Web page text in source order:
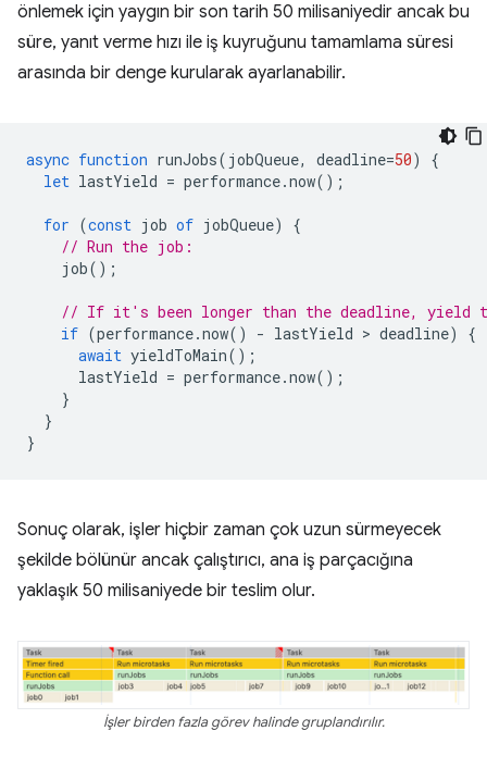
önlemek için yaygın bir son tarih 50 milisaniyedir ancak bu
süre, yanıt verme hızı ile iş kuyruğunu tamamlama süresi
arasında bir denge kurularak ayarlanabilir.
async function runJobs( jobQueue, deadline=50)
{
let lastYield = performance.now();
for (const job of jobQueue)
{
// Run the job:
job();
// If it's been longer than the deadline, yield
if (performance.now() - lastYield > deadline)
{
await yieldToMain();
lastYield = performance.now();
}
}
}
Sonuç olarak, işler hiçbir zaman çok uzun sürmeyecek
şekilde bölünür ancak çalıştırıcı, ana iş parçacığına
yaklaşık 50 milisaniyede bir teslim olur.
İşler birden fazla görev halinde gruplandırılır.